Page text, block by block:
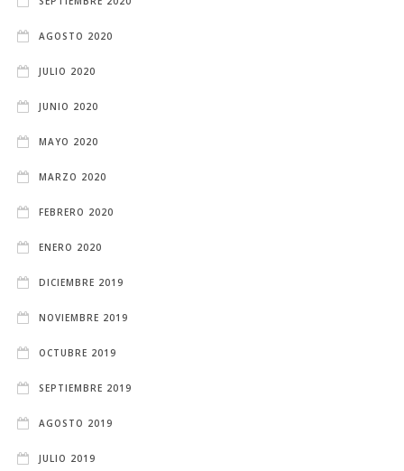
AGOSTO 2020
JULIO 2020
JUNIO 2020
MAYO 2020
MARZO 2020
FEBRERO 2020
ENERO 2020
DICIEMBRE 2019
NOVIEMBRE 2019
OCTUBRE 2019
SEPTIEMBRE 2019
AGOSTO 2019
JULIO 2019